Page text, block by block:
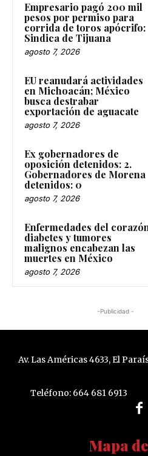
Empresario pagó 200 mil
pesos por permiso para
corrida de toros apócrifo:
Sindica de Tijuana
agosto 7, 2026
EU reanudará actividades
en Michoacán; México
busca destrabar
exportación de aguacate
agosto 7, 2026
Ex gobernadores de
oposición detenidos: 2.
Gobernadores de Morena
detenidos: 0
agosto 7, 2026
Enfermedades del
diabetes y tumores
malignos encabezan las
muertes en México
agosto 7, 2026
-Publicidad -
Av. Las Américas 4633, El
Teléfono: 664 681 6913
Mapa